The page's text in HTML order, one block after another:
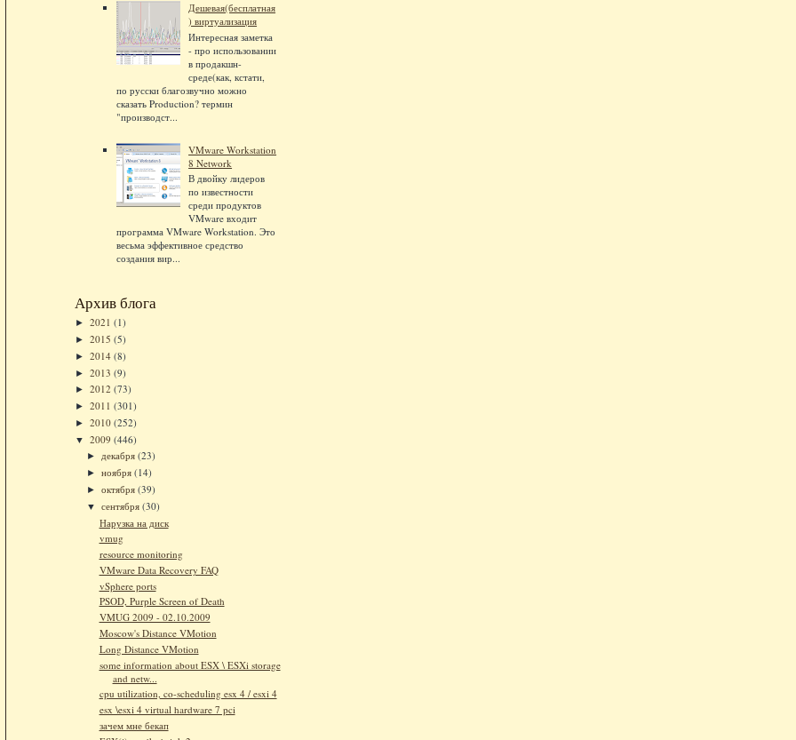
Дешевая(бесплатная
) виртуализация
Интересная заметка
- про использовании
в продакшн-
среде(как, кстати,
по русски благозвучно можно
сказать Production? термин
"производст...
VMware Workstation
8 Network
В двойку лидеров
по известности
среди продуктов
VMware входит
программа VMware Workstation. Это
весьма эффективное средство
создания вир...
Архив блога
► 2021 (1)
► 2015 (5)
► 2014 (8)
► 2013 (9)
► 2012 (73)
► 2011 (301)
► 2010 (252)
▼ 2009 (446)
► декабря (23)
► ноября (14)
► октября (39)
▼ сентября (30)
Нарузка на диск
vmug
resource monitoring
VMware Data Recovery FAQ
vSphere ports
PSOD, Purple Screen of Death
VMUG 2009 - 02.10.2009
Moscow's Distance VMotion
Long Distance VMotion
some information about ESX \ ESXi storage
and netw...
cpu utilization, co-scheduling esx 4 / esxi 4
esx \esxi 4 virtual hardware 7 pci
зачем мне бекап